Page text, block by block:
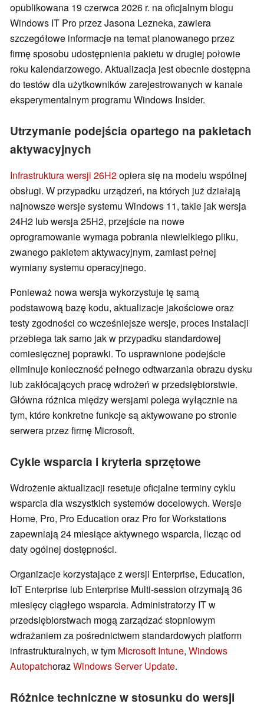
opublikowana 19 czerwca 2026 r. na oficjalnym blogu
Windows IT Pro przez Jasona Lezneka, zawiera
szczegółowe informacje na temat planowanego przez
firmę sposobu udostępnienia pakietu w drugiej połowie
roku kalendarzowego. Aktualizacja jest obecnie dostępna
do testów dla użytkowników zarejestrowanych w kanale
eksperymentalnym programu Windows Insider.
Utrzymanie podejścia opartego na pakietach
aktywacyjnych
Infrastruktura wersji 26H2opiera się na modelu wspólnej
obsługi. W przypadku urządzeń, na których już działają
najnowsze wersje systemu Windows 11, takie jak wersja
24H2 lub wersja 25H2, przejście na nowe
oprogramowanie wymaga pobrania niewielkiego pliku,
zwanego pakietem aktywacyjnym, zamiast pełnej
wymiany systemu operacyjnego.
Ponieważ nowa wersja wykorzystuje tę samą
podstawową bazę kodu, aktualizacje jakościowe oraz
testy zgodności co wcześniejsze wersje, proces instalacji
przebiega tak samo jak w przypadku standardowej
comiesięcznej poprawki. To usprawnione podejście
eliminuje konieczność pełnego odtwarzania obrazu dysku
lub zakłócających pracę wdrożeń w przedsiębiorstwie.
Główna różnica między wersjami polega wyłącznie na
tym, które konkretne funkcje są aktywowane po stronie
serwera przez firmę Microsoft.
Cykle wsparcia i kryteria sprzętowe
Wdrożenie aktualizacji resetuje oficjalne terminy cyklu
wsparcia dla wszystkich systemów docelowych. Wersje
Home, Pro, Pro Education oraz Pro for Workstations
zapewniają 24 miesiące aktywnego wsparcia, licząc od
daty ogólnej dostępności.
Organizacje korzystające z wersji Enterprise, Education,
IoT Enterprise lub Enterprise Multi-session otrzymają 36
miesięcy ciągłego wsparcia. Administratorzy IT w
przedsiębiorstwach mogą zarządzać stopniowym
wdrażaniem za pośrednictwem standardowych platform
infrastrukturalnych, w tym Microsoft Intune, Windows
AutopatchorazWindows Server Update.
Różnice techniczne w stosunku do wersji